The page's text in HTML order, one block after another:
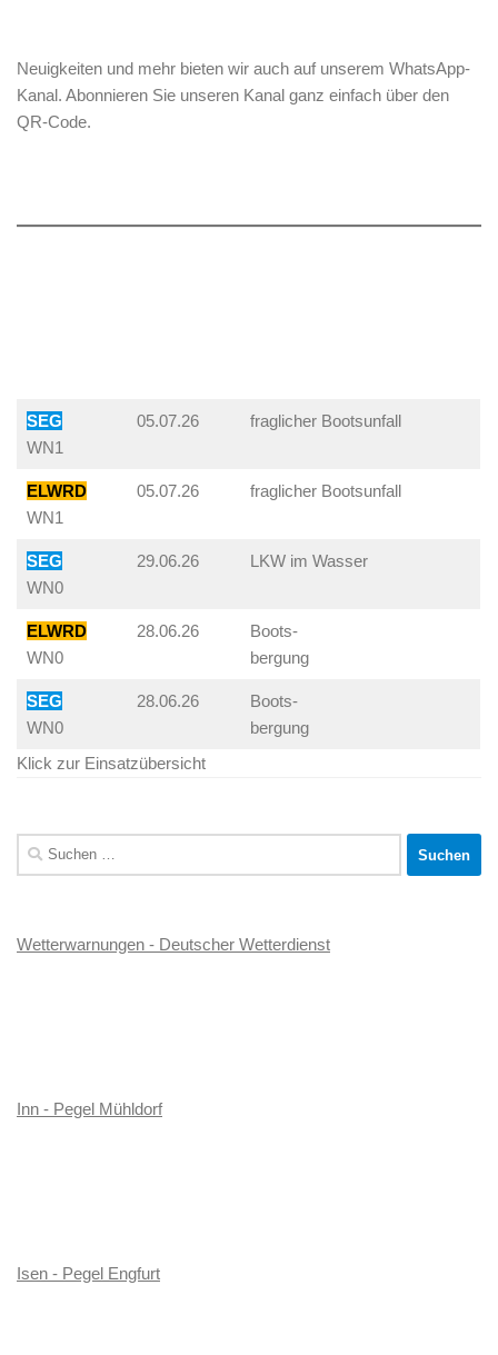
Neuigkeiten und mehr bieten wir auch auf unserem WhatsApp-
Kanal. Abonnieren Sie unseren Kanal ganz einfach über den
QR-Code.
SEG
WN1
05.07.26 fraglicher Bootsunfall
ELWRD
WN1
05.07.26 fraglicher Bootsunfall
SEG
WN0
29.06.26 LKW im Wasser
ELWRD
WN0
28.06.26
Boots-
bergung
SEG
WN0
28.06.26
Boots-
bergung
Klick zur Einsatzübersicht
Suchen
nach:
Wetterwarnungen - Deutscher Wetterdienst
Inn - Pegel Mühldorf
Isen - Pegel Engfurt